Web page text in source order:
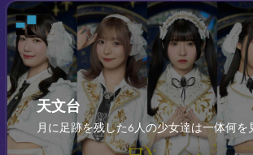
天文台
月に足跡を残した6人の少女達は一体何